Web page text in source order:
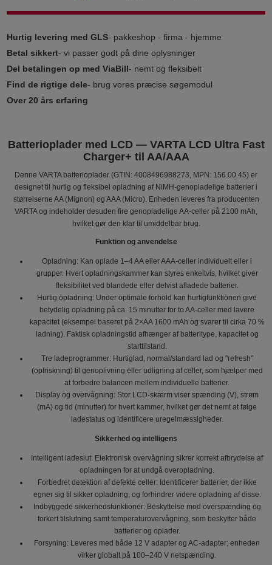
Hurtig levering med GLS- pakkeshop - firma - hjemme
Betal sikkert- vi passer godt på dine oplysninger
Del betalingen op med ViaBill- nemt og fleksibelt
Find de rigtige dele- brug vores præcise søgemodul
Over 20 års erfaring
Batterioplader med LCD — VARTA LCD Ultra Fast
Charger+ til AA/AAA
Denne VARTA batterioplader (GTIN: 4008496988273, MPN: 156.00.45) er
designet til hurtig og fleksibel opladning af NiMH-genopladelige batterier i
størrelserne AA (Mignon) og AAA (Micro). Enheden leveres fra producenten
VARTA og indeholder desuden fire genopladelige AA-celler på 2100 mAh,
hvilket gør den klar til umiddelbar brug.
Funktion og anvendelse
Opladning: Kan oplade 1–4 AA eller AAA-celler individuelt eller i
grupper. Hvert opladningskammer kan styres enkeltvis, hvilket giver
fleksibilitet ved blandede eller delvist afladede batterier.
Hurtig opladning: Under optimale forhold kan hurtigfunktionen give
betydelig opladning på ca. 15 minutter for to AA-celler med lavere
kapacitet (eksempel baseret på 2×AA 1600 mAh og svarer til cirka 70 %
ladning). Faktisk opladningstid afhænger af batteritype, kapacitet og
starttilstand.
Tre ladeprogrammer: Hurtiglad, normal/standard lad og "refresh"
(opfriskning) til genoplivning eller udligning af celler, som hjælper med
at forbedre balancen mellem individuelle batterier.
Display og overvågning: Stor LCD-skærm viser spænding (V), strøm
(mA) og tid (minutter) for hvert kammer, hvilket gør det nemt at følge
ladestatus og identificere uregelmæssigheder.
Sikkerhed og intelligens
Intelligent ladeslut: Elektronisk overvågning sikrer korrekt afbrydelse af
opladningen for at undgå overopladning.
Forbedret detektion af defekte celler: Identificerer batterier, der ikke
egner sig til sikker opladning, og forhindrer videre opladning af disse.
Indbyggede sikkerhedsfunktioner: Beskyttelse mod overspænding og
forkert tilslutning samt temperaturovervågning, som beskytter både
batterier og oplader.
Forsyning: Leveres med både 12 V adapter og AC-adapter; enheden
virker globalt på 100–240 V netspænding.